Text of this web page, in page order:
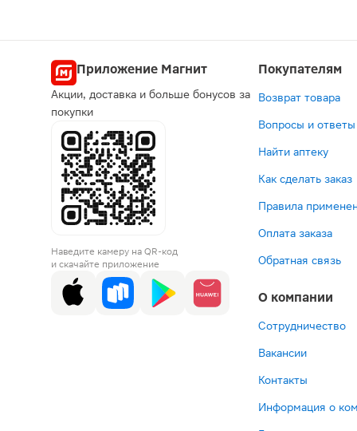
Приложение Магнит
Акции, доставка и больше бонусов за
покупки
Наведите камеру на QR-код
и скачайте приложение
Покупателям
Возврат товара
Вопросы и ответы
Найти аптеку
Как сделать заказ
Правила
Оплата заказа
Обратная связь
О компании
Сотрудничество
Вакансии
Контакты
Информация о